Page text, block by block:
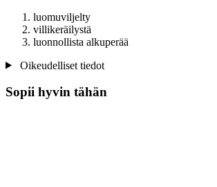
luomuviljelty
villikeräilystä
luonnollista alkuperää
Oikeudelliset tiedot
Sopii hyvin tähän